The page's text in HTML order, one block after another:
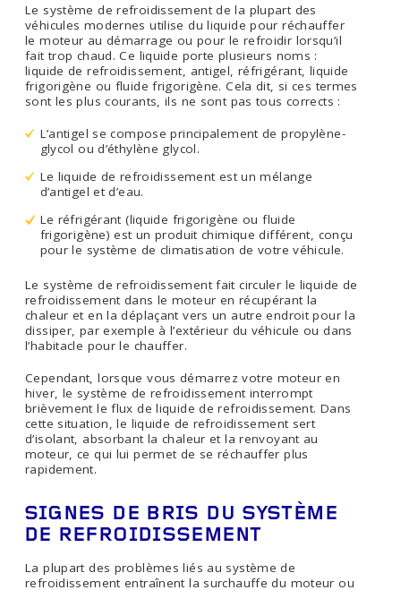
Le système de refroidissement de la plupart des
véhicules modernes utilise du liquide pour réchauffer
le moteur au démarrage ou pour le refroidir lorsqu’il
fait trop chaud. Ce liquide porte plusieurs noms :
liquide de refroidissement, antigel, réfrigérant, liquide
frigorigène ou fluide frigorigène. Cela dit, si ces termes
sont les plus courants, ils ne sont pas tous corrects :
L’antigel se compose principalement de propylène-
glycol ou d’éthylène glycol.
Le liquide de refroidissement est un mélange
d’antigel et d’eau.
Le réfrigérant (liquide frigorigène ou fluide
frigorigène) est un produit chimique différent, conçu
pour le système de climatisation de votre véhicule.
Le système de refroidissement fait circuler le liquide de
refroidissement dans le moteur en récupérant la
chaleur et en la déplaçant vers un autre endroit pour la
dissiper, par exemple à l’extérieur du véhicule ou dans
l’habitacle pour le chauffer.
Cependant, lorsque vous démarrez votre moteur en
hiver, le système de refroidissement interrompt
brièvement le flux de liquide de refroidissement. Dans
cette situation, le liquide de refroidissement sert
d’isolant, absorbant la chaleur et la renvoyant au
moteur, ce qui lui permet de se réchauffer plus
rapidement.
SIGNES DE BRIS DU SYSTÈME
DE REFROIDISSEMENT
La plupart des problèmes liés au système de
refroidissement entraînent la surchauffe du moteur ou